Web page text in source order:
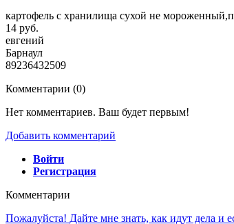
картофель с хранилища сухой не
14 руб.
евгений
Барнаул
89236432509
Комментарии (0)
Нет комментариев. Ваш будет первым!
Добавить комментарий
Войти
Регистрация
Комментарии
Пожалуйста! Дайте мне знать, как идут дела и